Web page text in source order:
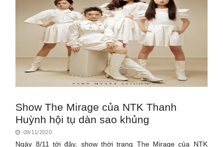
Show The Mirage của NTK Thanh
Huỳnh hội tụ dàn sao khủng
09/11/2020
Ngày 8/11 tới đây, show thời trang The Mirage của NTK